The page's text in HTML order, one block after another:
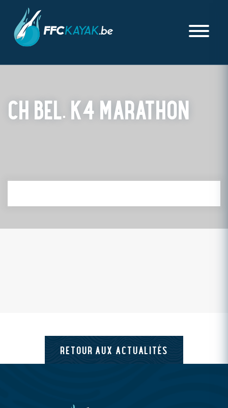
CH BEL. K4 MARATHON
RETOUR AUX ACTUALITÉS